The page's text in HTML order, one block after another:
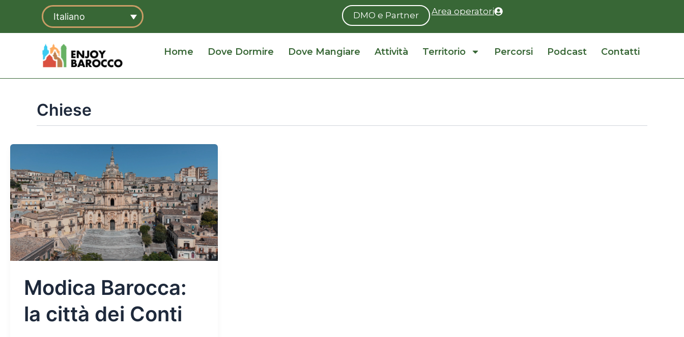
contenuto
Italiano DMO e Partner Area operatori
Home Dove Dormire Dove Mangiare Attività Territorio Percorsi Podcast Contatti
Chiese
Modica Barocca:
la città dei Conti